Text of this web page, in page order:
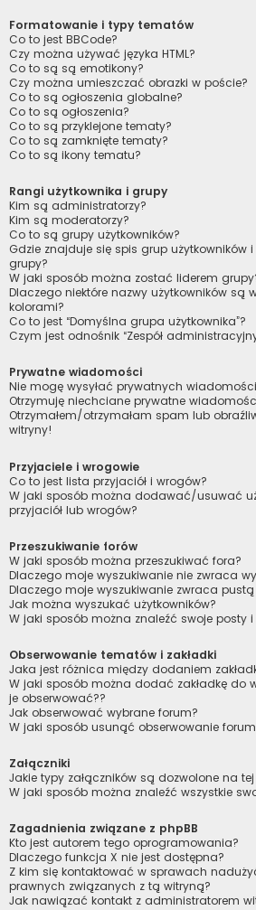
Formatowanie i typy tematów
Co to jest BBCode?
Czy można używać języka HTML?
Co to są są emotikony?
Czy można umieszczać obrazki w poście?
Co to są ogłoszenia globalne?
Co to są ogłoszenia?
Co to są przyklejone tematy?
Co to są zamknięte tematy?
Co to są ikony tematu?
Rangi użytkownika i grupy
Kim są administratorzy?
Kim są moderatorzy?
Co to są grupy użytkowników?
Gdzie znajduje się spis grup użytkowników
grupy?
W jaki sposób można zostać liderem
Dlaczego niektóre nazwy użytkowników są
kolorami?
Co to jest “Domyślna grupa użytkownika”?
Czym jest odnośnik “Zespół
Prywatne wiadomości
Nie mogę wysyłać prywatnych
Otrzymuję niechciane prywatne
Otrzymałem/otrzymałam spam lub
witryny!
Przyjaciele i wrogowie
Co to jest lista przyjaciół i wrogów?
W jaki sposób można dodawać/usuwać
przyjaciół lub wrogów?
Przeszukiwanie forów
W jaki sposób można przeszukiwać fora?
Dlaczego moje wyszukiwanie nie zwraca
Dlaczego moje wyszukiwanie zwraca pustą
Jak można wyszukać użytkowników?
W jaki sposób można znaleźć swoje posty
Obserwowanie tematów i zakładki
Jaka jest różnica między dodaniem
W jaki sposób można dodać zakładkę do
je obserwować??
Jak obserwować wybrane forum?
W jaki sposób usunąć obserwowanie
Załączniki
Jakie typy załączników są dozwolone na tej
W jaki sposób można znaleźć wszystkie
Zagadnienia związane z phpBB
Kto jest autorem tego oprogramowania?
Dlaczego funkcja X nie jest dostępna?
Z kim się kontaktować w sprawach
prawnych związanych z tą witryną?
Jak nawiązać kontakt z administratorem